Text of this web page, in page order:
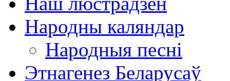
Народны каляндар
Народныя песні
Этнагенез Беларусаў